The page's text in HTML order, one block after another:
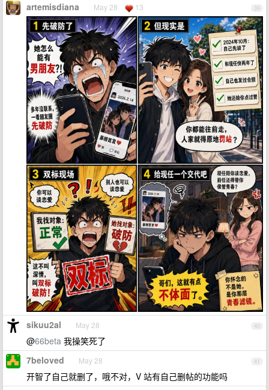
39
artemisdiana May 28 13
40
sikuu2al May 28
@66beta 我操笑死了
41
7beloved May 28
开智了自己就删了，哦不对，V 站有自己删帖的功能吗